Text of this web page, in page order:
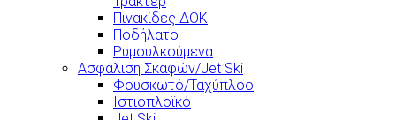
Πινακίδες ΔΟΚ
Ποδήλατο
Ρυμουλκούμενα
Ασφάλιση Σκαφών/Jet Ski
Φουσκωτό/Ταχύπλοο
Ιστιοπλοϊκό